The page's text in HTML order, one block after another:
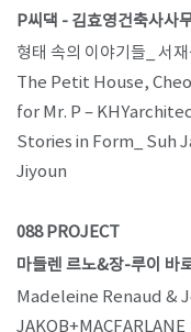
P씨댁 - 김효영건축사사
형태 속의 이야기들_ 서
The Petit House,
for Mr. P –
Stories in Form_ Suh
Jiyoun
088 PROJECT
마들렌 르노&장-루이 바
Madeleine Renaud &
JAKOB+MACFARLANE